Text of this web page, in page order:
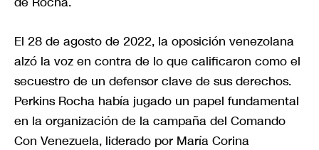
El 28 de agosto de 2022, la oposición venezolana
alzó la voz en contra de lo que calificaron como el
secuestro de un defensor clave de sus derechos.
Perkins Rocha había jugado un papel fundamental
en la organización de la campaña del Comando
Con Venezuela, liderado por María Corina